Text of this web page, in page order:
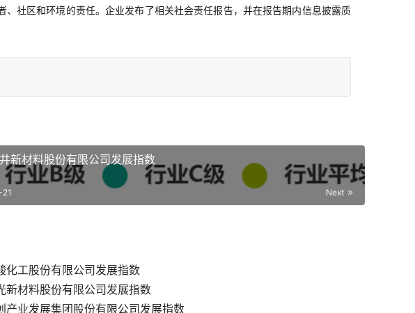
社区和环境的责任。企业发布了相关社会责任报告，并在报告期内信息披露质
新材料股份有限公司发展指数
Next
化工股份有限公司发展指数
新材料股份有限公司发展指数
产业发展集团股份有限公司发展指数